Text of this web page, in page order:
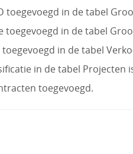
toegevoegd in de tabel
toegevoegd in de tabel
in de tabel
in de tabel Projecten
toegevoegd.